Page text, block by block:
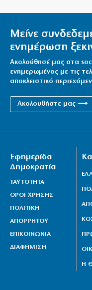
Η AKTOR
και THALIS
Ζαλίζουν τα νούμερα
6|08|2026 | 10:16
τρία παιδιά της
Ενισχύεται με τον
Υπόδειγμα
Ουάσιγκτον
6|08|2026 | 9:56
Μείνε
ενημέρωση
Ακολούθησέ μας στα
ενημερωμένος με τις
αποκλειστικό
Ακολουθήστε μας ⟶
Εφημερίδα
Δημοκρατία
ΤΑΥΤΟΤΗΤΑ
ΟΡΟΙ ΧΡΗΣΗΣ
ΠΟΛΙΤΙΚΗ
ΑΠΟΡΡΗΤΟΥ
ΕΠΙΚΟΙΝΩΝΙΑ
ΔΙΑΦΗΜΙΣΗ
Η